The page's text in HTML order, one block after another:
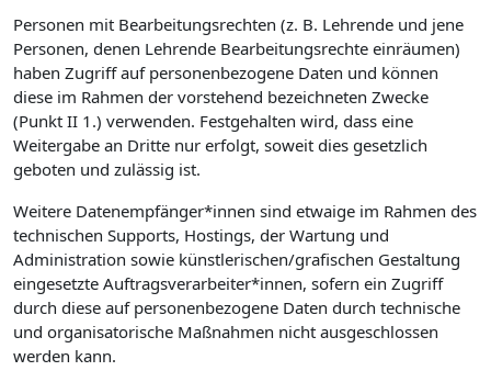
Personen mit Bearbeitungsrechten (z. B. Lehrende und jene
Personen, denen Lehrende Bearbeitungsrechte einräumen)
haben Zugriff auf personenbezogene Daten und können
diese im Rahmen der vorstehend bezeichneten Zwecke
(Punkt II 1.) verwenden. Festgehalten wird, dass eine
Weitergabe an Dritte nur erfolgt, soweit dies gesetzlich
geboten und zulässig ist.
Weitere Datenempfänger*innen sind etwaige im Rahmen des
technischen Supports, Hostings, der Wartung und
Administration sowie künstlerischen/grafischen Gestaltung
eingesetzte Auftragsverarbeiter*innen, sofern ein Zugriff
durch diese auf personenbezogene Daten durch technische
und organisatorische Maßnahmen nicht ausgeschlossen
werden kann.